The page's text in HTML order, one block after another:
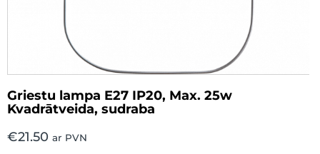
Griestu lampa E27 IP20, Max. 25w
Kvadrātveida, sudraba
€21.50 ar PVN